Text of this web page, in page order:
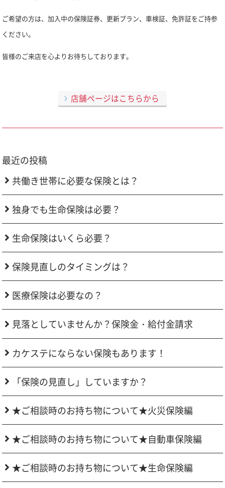
ご希望の方は、加入中の保険証券、更新プラン、車検証、免許証をご持参
ください。
皆様のご来店を心よりお待ちしております。
店舗ページはこちらから
最近の投稿
共働き世帯に必要な保険とは？
独身でも生命保険は必要？
生命保険はいくら必要？
保険見直しのタイミングは？
医療保険は必要なの？
見落としていませんか？保険金・給付金請求
カケステにならない保険もあります！
「保険の見直し」していますか？
★ご相談時のお持ち物について★火災保険編
★ご相談時のお持ち物について★自動車保険編
★ご相談時のお持ち物について★生命保険編